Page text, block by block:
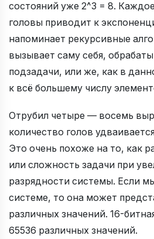
состояний уже 2^3 = 8.
головы приводит к
напоминает рекурсивные
вызывает саму себя,
подзадачи, или же, как в
к всё большему числу
Отрубил четыре — восемь
количество голов
Это очень похоже на то, как
или сложность задачи при
разрядности системы. Если
системе, то она может
различных значений. 16-
65536 различных значений.